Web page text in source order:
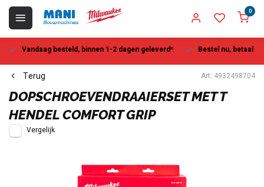
0
Vandaag besteld, binnen 1-2 dagen geleverd* Bestel nu, betaal
Terug Art: 4932498704
DOPSCHROEVENDRAAIERSET MET T
HENDEL COMFORT GRIP
Vergelijk